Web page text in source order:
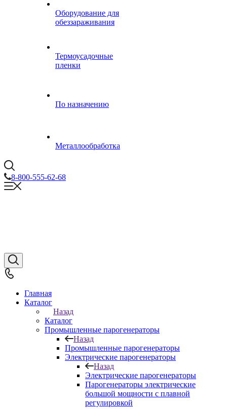
Оборудование для
обеззараживания
Термоусадочные
пленки
По назначению
Металлообработка
8-800-555-62-68
Главная
Каталог
Назад
Каталог
Промышленные парогенераторы
Назад
Промышленные парогенераторы
Электрические парогенераторы
Назад
Электрические парогенераторы
Парогенераторы электрические
большой мощности с плавной
регулировкой